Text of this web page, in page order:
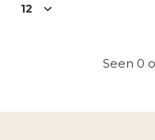
Seen 0